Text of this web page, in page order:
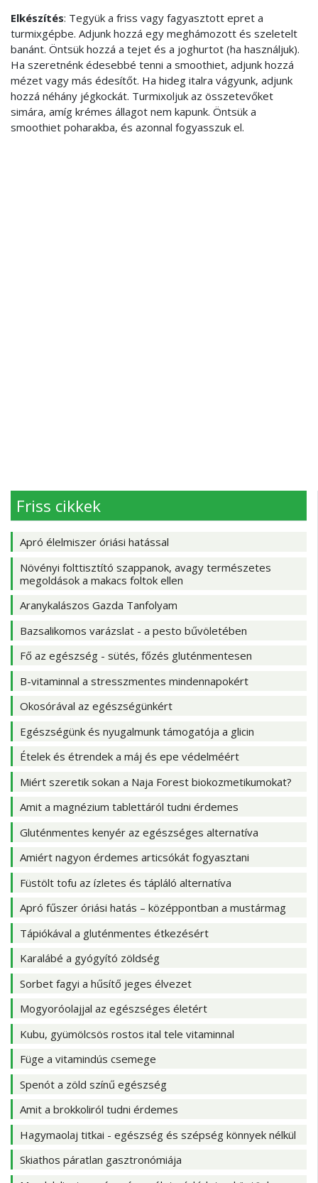
Elkészítés: Tegyük a friss vagy fagyasztott epret a
turmixgépbe. Adjunk hozzá egy meghámozott és szeletelt
banánt. Öntsük hozzá a tejet és a joghurtot (ha használjuk).
Ha szeretnénk édesebbé tenni a smoothiet, adjunk hozzá
mézet vagy más édesítőt. Ha hideg italra vágyunk, adjunk
hozzá néhány jégkockát. Turmixoljuk az összetevőket
simára, amíg krémes állagot nem kapunk. Öntsük a
smoothiet poharakba, és azonnal fogyasszuk el.
Friss cikkek
Apró élelmiszer óriási hatással
Növényi folttisztító szappanok, avagy természetes
megoldások a makacs foltok ellen
Aranykalászos Gazda Tanfolyam
Bazsalikomos varázslat - a pesto bűvöletében
Fő az egészség - sütés, főzés gluténmentesen
B-vitaminnal a stresszmentes mindennapokért
Okosórával az egészségünkért
Egészségünk és nyugalmunk támogatója a glicin
Ételek és étrendek a máj és epe védelméért
Miért szeretik sokan a Naja Forest biokozmetikumokat?
Amit a magnézium tablettáról tudni érdemes
Gluténmentes kenyér az egészséges alternatíva
Amiért nagyon érdemes articsókát fogyasztani
Füstölt tofu az ízletes és tápláló alternatíva
Apró fűszer óriási hatás – középpontban a mustármag
Tápiókával a gluténmentes étkezésért
Karalábé a gyógyító zöldség
Sorbet fagyi a hűsítő jeges élvezet
Mogyoróolajjal az egészséges életért
Kubu, gyümölcsös rostos ital tele vitaminnal
Füge a vitamindús csemege
Spenót a zöld színű egészség
Amit a brokkoliról tudni érdemes
Hagymaolaj titkai - egészség és szépség könnyek nélkül
Skiathos páratlan gasztronómiája